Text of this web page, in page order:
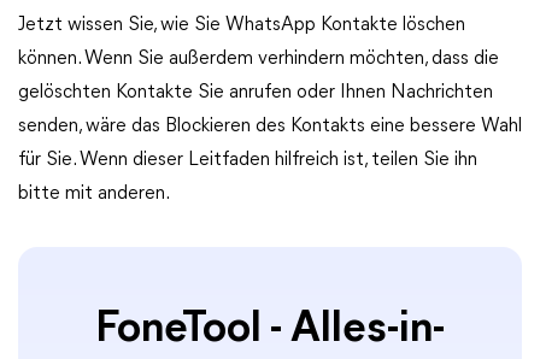
Jetzt wissen Sie, wie Sie WhatsApp Kontakte löschen
können. Wenn Sie außerdem verhindern möchten, dass die
gelöschten Kontakte Sie anrufen oder Ihnen Nachrichten
senden, wäre das Blockieren des Kontakts eine bessere Wahl
für Sie. Wenn dieser Leitfaden hilfreich ist, teilen Sie ihn
bitte mit anderen.
FoneTool - Alles-in-